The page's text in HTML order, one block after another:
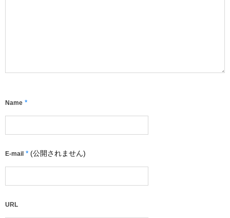
Name *
E-mail * (公開されません)
URL